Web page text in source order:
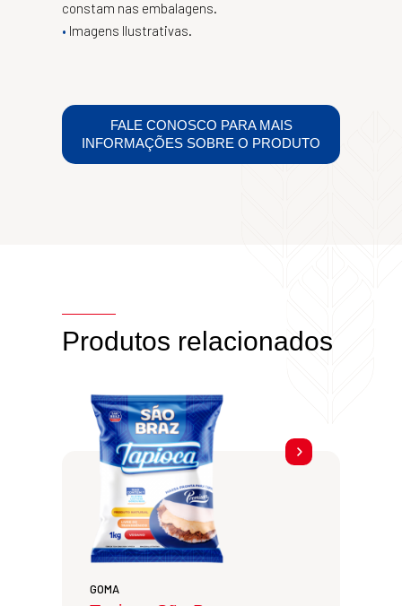
constam nas embalagens.
Imagens Ilustrativas.
FALE CONOSCO PARA MAIS
INFORMAÇÕES SOBRE O PRODUTO
Produtos relacionados
GOMA